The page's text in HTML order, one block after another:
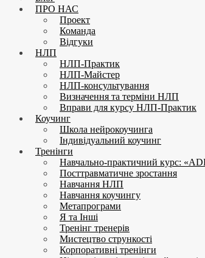
ПРО НАС
Проект
Команда
Відгуки
НЛП
НЛП-Практик
НЛП-Майстер
НЛП-консультування
Визначення та терміни НЛП
Вправи для курсу НЛП-Практик
Коучинг
Школа нейрокоучинга
Індивідуальний коучинг
Тренінги
Навчально-практичний курс:
Посттравматичне зростання
Навчання НЛП
Навчання коучингу
Метапрограми
Я та Інші
Тренінг тренерів
Мистецтво стрункості
Корпоративні тренінги